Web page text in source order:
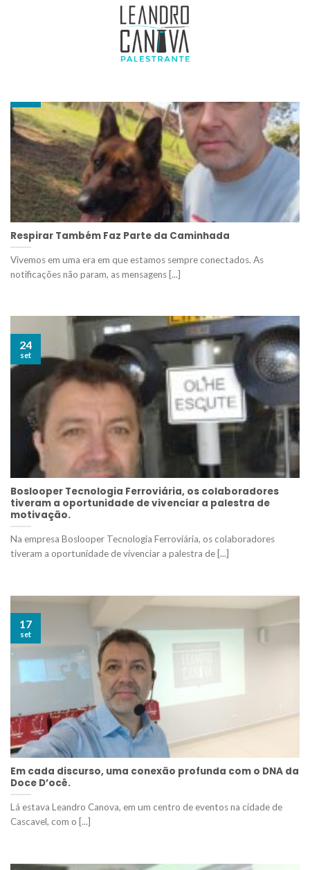
ARQUIVOS DE TAG:PALESTRA PARA EQUIPES
Respirar Também Faz Parte da Caminhada
Vivemos em uma era em que estamos sempre conectados. As
notificações não param, as mensagens [...]
Boslooper Tecnologia Ferroviária, os colaboradores
tiveram a oportunidade de vivenciar a palestra de
motivação.
Na empresa Boslooper Tecnologia Ferroviária, os colaboradores
tiveram a oportunidade de vivenciar a palestra de [...]
24
set
Em cada discurso, uma conexão profunda com o DNA da
Doce D’ocê.
Lá estava Leandro Canova, em um centro de eventos na cidade de
Cascavel, com o [...]
17
set